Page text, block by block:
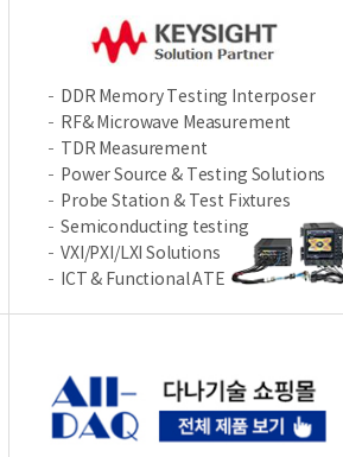
DDR Memory Testing Interposer
RF& Microwave Measurement
TDR Measurement
Power Source & Testing Solutions
Probe Station & Test Fixtures
Semiconducting testing
VXI/PXI/LXI Solutions
ICT & Functional ATE